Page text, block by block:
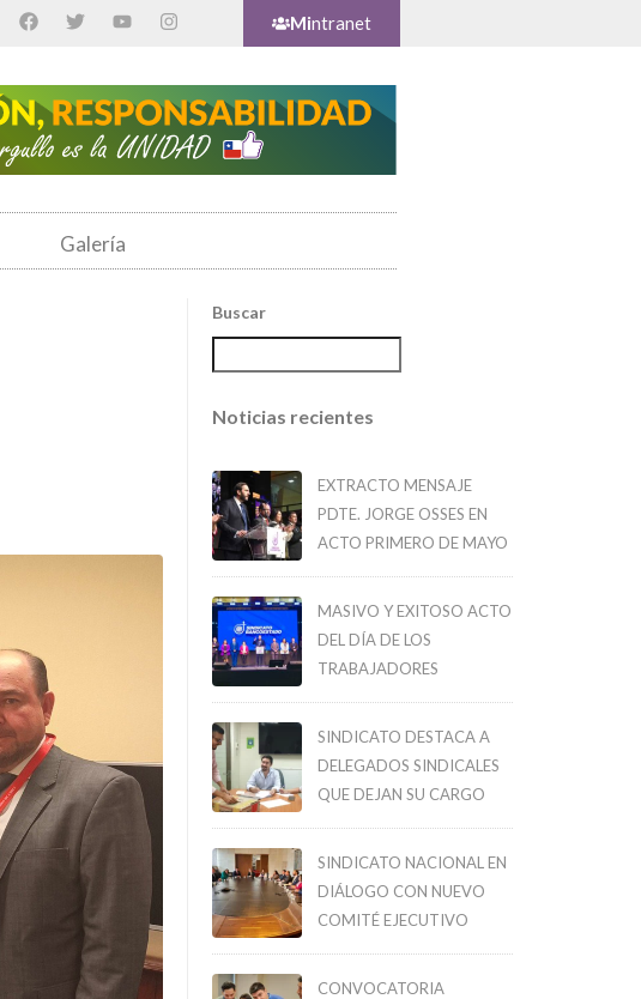
Mintranet
Galería
Buscar
Noticias recientes
EXTRACTO MENSAJE
PDTE. JORGE OSSES EN
ACTO PRIMERO DE MAYO
MASIVO Y EXITOSO ACTO
DEL DÍA DE LOS
TRABAJADORES
SINDICATO DESTACA A
DELEGADOS SINDICALES
QUE DEJAN SU CARGO
SINDICATO NACIONAL EN
DIÁLOGO CON NUEVO
COMITÉ EJECUTIVO
CONVOCATORIA